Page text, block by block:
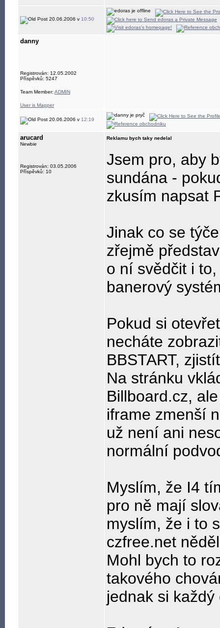
20.06.2006 v 10:50
danny
Registrován: 12.05.2002
Příspěvků: 5247
Team Member: ADMIN
User is Mapper
20.06.2006 v 12:19
arucard
Newbie
Registrován: 03.05.2006
Příspěvků: 10
Reklamu bych taky nedelal
Jsem pro, aby
sundána -
zkusím napsat
Jinak co se
zřejmě
o ní svědčit i
banerový
Pokud si
necháte
BBSTART,
Na stránku
Billboard.cz,
iframe zmenší
už není ani
normální
Myslím, že I4
pro ně mají
myslím, že i to
czfree.net
Mohl bych to
takového
jednak si